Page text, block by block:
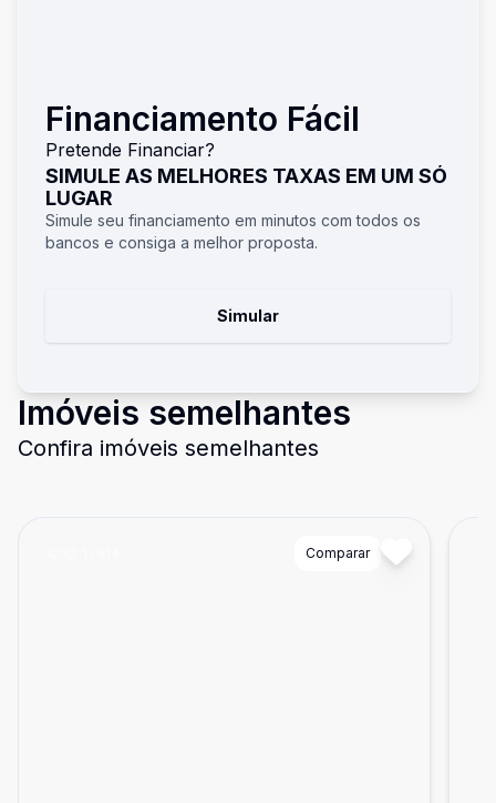
Financiamento Fácil
Pretende Financiar?
SIMULE AS MELHORES TAXAS EM UM SÓ
LUGAR
Simule seu financiamento em minutos com todos os
bancos e consiga a melhor proposta.
Simular
Imóveis semelhantes
Confira imóveis semelhantes
Comparar